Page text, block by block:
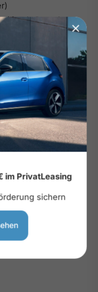
TSI
im PrivatLeasing
sichern